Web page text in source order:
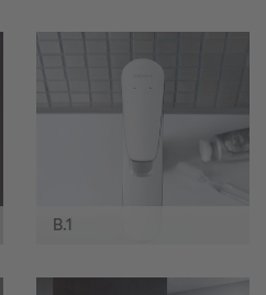
B.1